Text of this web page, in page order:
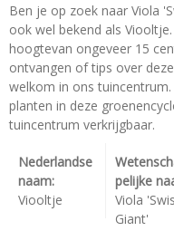
Ben je op zoek naar Viola
ook wel bekend als
hoogtevan ongeveer 15
ontvangen of tips over
welkom in ons
planten in deze
tuincentrum verkrijgbaar.
Nederlandse
naam:
Viooltje
pelijke
Viola
Giant'